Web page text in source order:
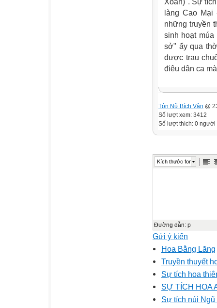
Xoan)". Sự
làng Cao
những truyền
sinh hoạt
sở" ấy qua
được trau
điệu dân ca
Tôn Nữ Bích Vân @
Số lượt xem: 3412
Số lượt thích: 0 người
Kích thước font
Đường dẫn: p
Gửi ý kiến
Hoa Bằng Lăng
Truyền thuyết
Sự tích hoa
SỰ TÍCH HOA
Sự tích núi Ngũ